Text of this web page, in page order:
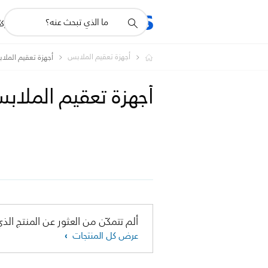
المنتجات
أيقونة
دعم
أجهزة تعقيم الملابس أجهزة تعقيم
أجهزة تعقيم
ألم تتمكّن من العثور عن المنتج
عرض كل المنتجات